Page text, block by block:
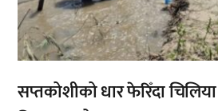
सप्तकोशीको धार फेरिँदा